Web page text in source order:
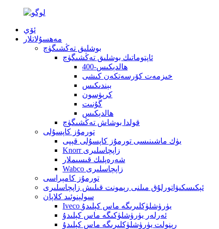
ئۆي
مەھسۇلاتلار
بوشلىق تەڭشىگۈچ
ئاپتوماتىك بوشلىق تەڭشىگۈچ
400-ھالدېكىس
خىزمەت كۆرسەتكەن كىشى
بېندىكىس
كرېۋسون
گۇنىت
ھالدېكىس
قولدا بوشاش تەڭشىگۈچ
تورمۇز كاپسۇلى
يۈك ماشىنىسى تورمۇز كاپسۇلى قېپى
Knorr زاپچاسلىرى
شەرەپلىك قىسىملار
Wabco زاپچاسلىرى
تورمۇز كامېراسى
ئېكىسكىۋاتورلۇق مىلنى رېمونت قىلىش زاپچاسلىرى
سولېنوئىد كلاپان
Iveco يۈرۈشلۈكلىرىگە ماس كېلىدۇ
ئەرلەر يۈرۈشلۈكىگە ماس كېلىدۇ
رېنولت يۈرۈشلۈكلىرىگە ماس كېلىدۇ